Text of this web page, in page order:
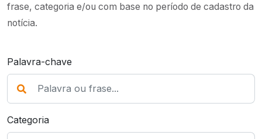
frase, categoria e/ou com base no período de cadastro da
notícia.
Palavra-chave
Categoria